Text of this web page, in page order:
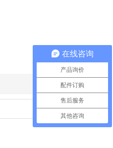
在线咨询
产品询价
配件订购
售后服务
其他咨询